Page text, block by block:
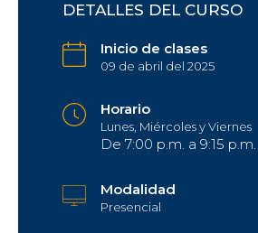
DETALLES DEL CURSO
Inicio de clases
09 de abril del 2025
Horario
Lunes, Miércoles y Viernes
De 7:00 p.m. a 9:15 p.m.
Modalidad
Presencial